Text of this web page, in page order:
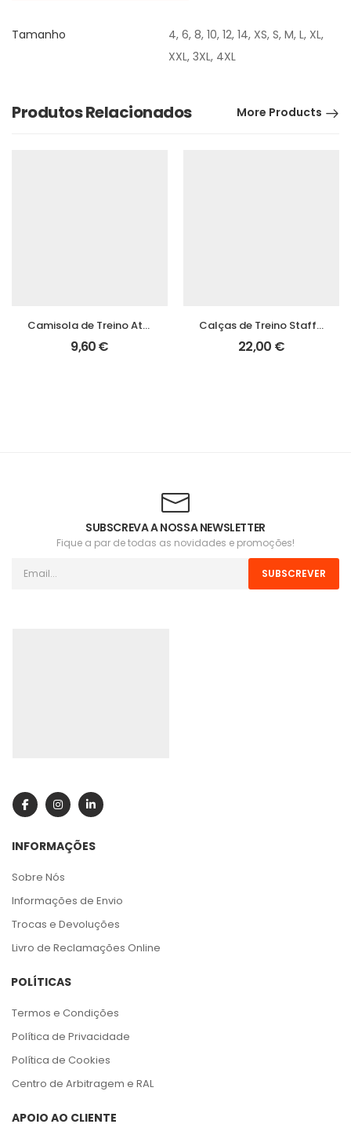
Tamanho
4, 6, 8, 10, 12, 14, XS, S, M, L, XL,
XXL, 3XL, 4XL
Produtos Relacionados More Products
Camisola de Treino Atleta Personalizada Despertar SC
9,60€
Calças de Treino Staff Despertar SC
22,00 €
INFORMAÇÕES
Sobre Nós
Informações de Envio
Trocas e Devoluções
Livro de Reclamações Online
POLÍTICAS
Termos e Condições
Política de Privacidade
Política de Cookies
Centro de Arbitragem e RAL
APOIO AO CLIENTE
SUBSCREVA A NOSSA NEWSLETTER
Fique a par de todas as novidades e promoções!
SUBSCREVER